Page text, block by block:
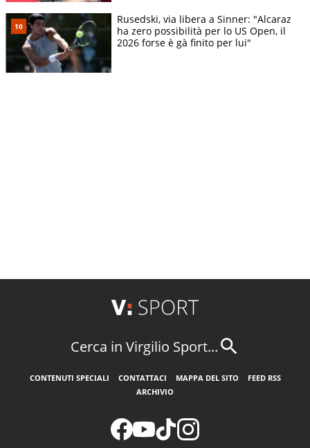
Rusedski, via libera a Sinner: "Alcaraz
ha zero possibilità per lo US Open, il
2026 forse è gà finito per lui"
Cerca in Virgilio Sport...
CONTENUTI SPECIALI CONTATTACI MAPPA DEL SITO
FEED RSS
ARCHIVIO